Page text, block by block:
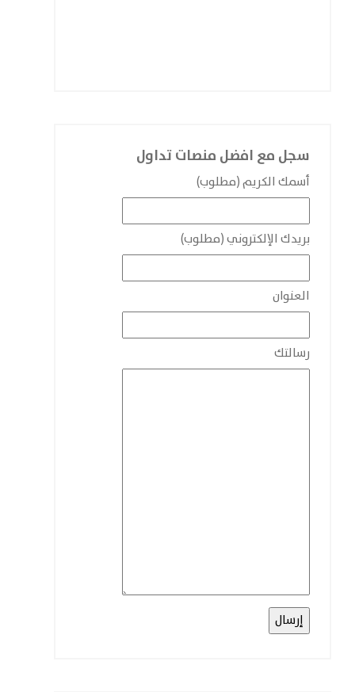
سجل مع افضل منصات تداول
أسمك الكريم (مطلوب)
بريدك الإلكتروني (مطلوب)
العنوان
رسالتك